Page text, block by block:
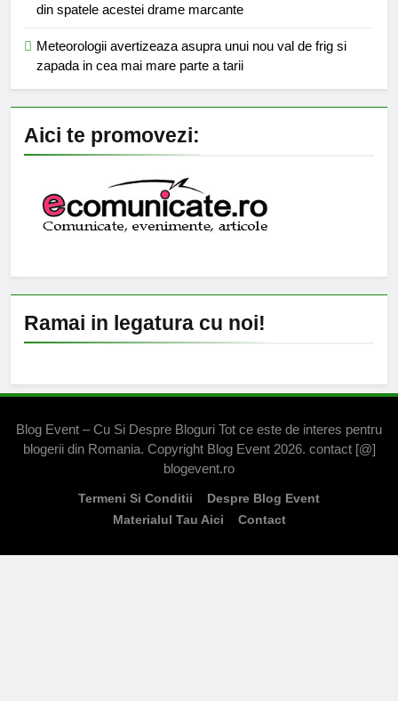
din spatele acestei drame marcante
Meteorologii avertizeaza asupra unui nou val de frig si
zapada in cea mai mare parte a tarii
Aici te promovezi:
Ramai in legatura cu noi!
Blog Event – Cu Si Despre Bloguri Tot ce este de interes pentru
blogerii din Romania. Copyright Blog Event 2026. contact [@]
blogevent.ro
Termeni Si Conditii
Despre Blog Event
Materialul Tau Aici
Contact